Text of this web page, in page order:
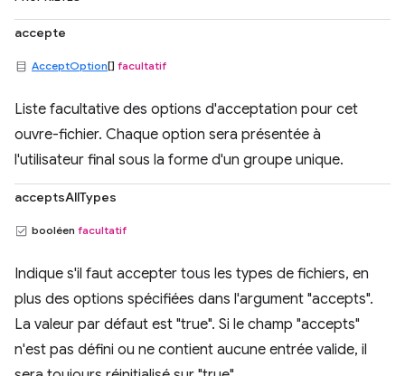
accepte
AcceptOption[] facultatif
Liste facultative des options d'acceptation pour cet
ouvre-fichier. Chaque option sera présentée à
l'utilisateur final sous la forme d'un groupe unique.
acceptsAllTypes
booléen facultatif
Indique s'il faut accepter tous les types de fichiers, en
plus des options spécifiées dans l'argument "accepts".
La valeur par défaut est "true". Si le champ "accepts"
n'est pas défini ou ne contient aucune entrée valide, il